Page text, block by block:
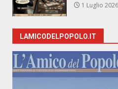
1 Luglio 2026
LAMICODELPOPOLO.IT